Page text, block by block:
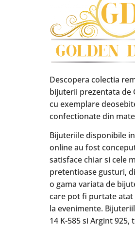
Descopera colectia
bijuterii prezentata de
cu exemplare
confectionate din
Bijuteriile disponibile
online au fost
satisface chiar si cele
pretentioase gusturi,
o gama variata de
care pot fi purtate atat
la evenimente.
14 K-585 si Argint 925,